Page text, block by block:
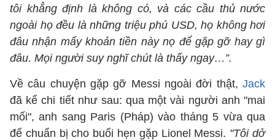
tôi khẳng định là không có, và các cầu thủ nước
ngoài họ đều là những triệu phú USD, họ không hơi
đâu nhận mấy khoản tiền này nọ để gặp gỡ hay gì
đâu. Mọi người suy nghĩ chút là thấy ngay…”.
Về câu chuyện gặp gỡ Messi ngoài đời thật, Jack
đã kể chi tiết như sau: qua một vài người anh "mai
mối", anh sang Paris (Pháp) vào tháng 5 vừa qua
để chuẩn bị cho buổi hẹn gặp Lionel Messi. "Tôi dở